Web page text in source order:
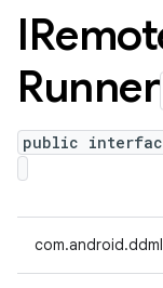
Runner
public